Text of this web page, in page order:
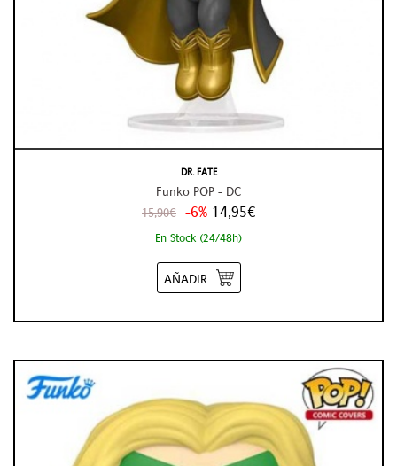
DR. FATE
Funko POP - DC
15,90€ -6% 14,95€
En Stock (24/48h)
AÑADIR